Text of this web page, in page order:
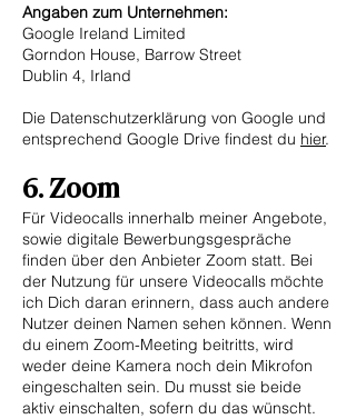
Angaben zum Unternehmen:
Google Ireland Limited
Gorndon House, Barrow Street
Dublin 4, Irland
Die Datenschutzerklärung von Google und
entsprechend Google Drive findest du hier.
6. Zoom
Für Videocalls innerhalb meiner Angebote,
sowie digitale Bewerbungsgespräche
finden über den Anbieter Zoom statt. Bei
der Nutzung für unsere Videocalls möchte
ich Dich daran erinnern, dass auch andere
Nutzer deinen Namen sehen können. Wenn
du einem Zoom-Meeting beitritts, wird
weder deine Kamera noch dein Mikrofon
eingeschalten sein. Du musst sie beide
aktiv einschalten, sofern du das wünscht.